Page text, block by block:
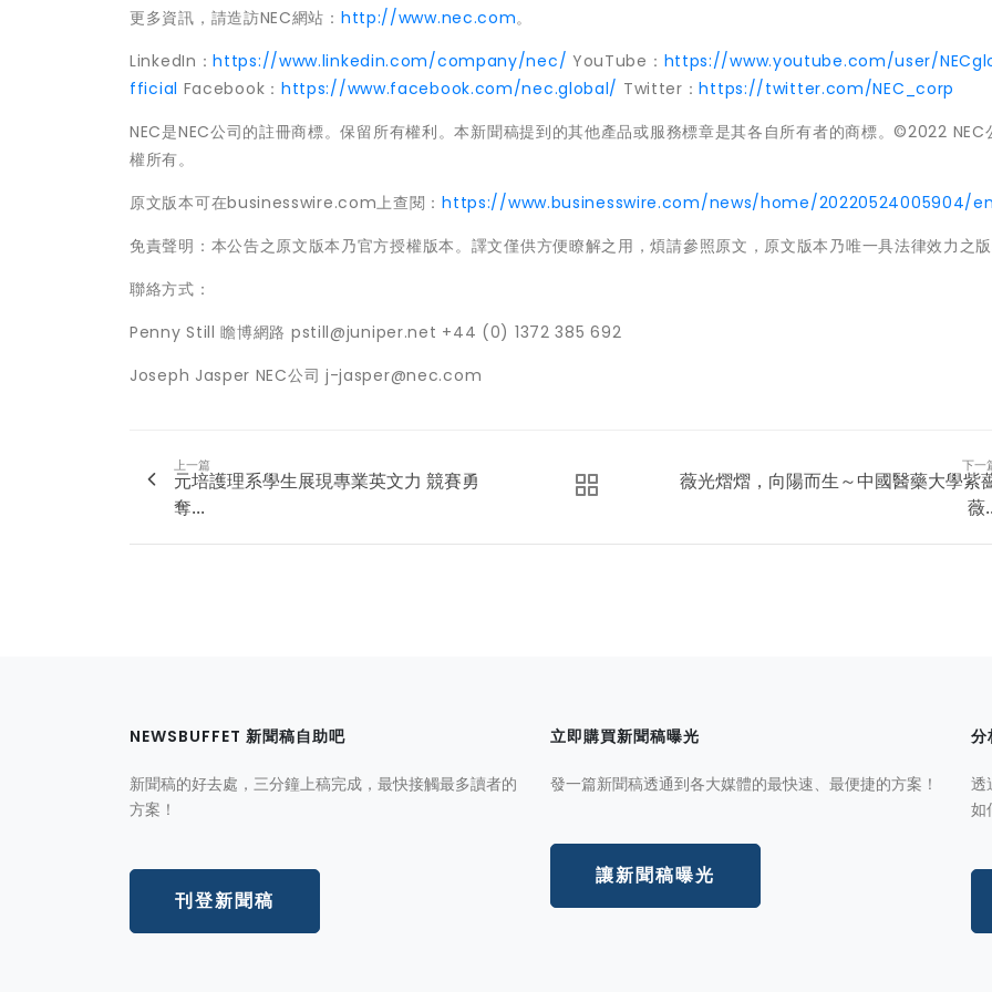
更多資訊，請造訪NEC網站： http://www.nec.com。
LinkedIn：https://www.linkedin.com/company/nec/ YouTube： https://www.youtube.com/user/
fficial Facebook： https://www.facebook.com/nec.global/ Twitter：https://twitter.com/NEC_corp
NEC是NEC公司的註冊商標。保留所有權利。本新聞稿提到的其他產品或服務標章是其各自所有者的商標。©2022 NEC
權所有。
原文版本可在businesswire.com上查閱：https://www.businesswire.com/news/home/20220524005904/
免責聲明：本公告之原文版本乃官方授權版本。譯文僅供方便瞭解之用，煩請參照原文，原文版本乃唯一具法律效力之版
聯絡方式：
Penny Still 瞻博網路 pstill@juniper.net +44 (0) 1372 385 692
Joseph Jasper NEC公司 j-jasper@nec.com
上一篇
元培護理系學生展現專業英文力 競賽勇
奪...
下一
薇光熠熠，向陽而生～中國醫藥大學紫
薇
NEWSBUFFET 新聞稿自助吧
新聞稿的好去處，三分鐘上稿完成，最快接觸最多讀者的
方案！
刊登新聞稿
立即購買新聞稿曝光
發一篇新聞稿透通到各大媒體的最快速、最便捷的方案！
讓新聞稿曝光
分
透
如